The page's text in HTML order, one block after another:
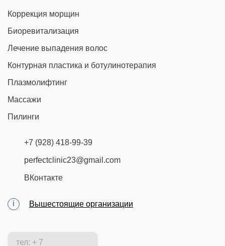
Коррекция морщин
Биоревитализация
Лечение выпадения волос
Контурная пластика и ботулинотерапия
Плазмолифтинг
Массажи
Пилинги
+7 (928) 418-99-39
perfectclinic23@gmail.com
ВКонтакте
Вышестоящие организации